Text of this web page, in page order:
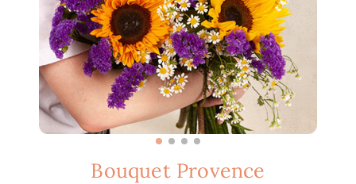
Bouquet Provence